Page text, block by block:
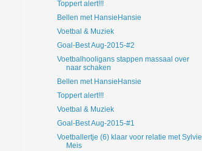
Toppert alert!!!
Bellen met HansieHansie
Voetbal & Muziek
Goal-Best Aug-2015-#2
Voetbalhooligans stappen massaal over
naar schaken
Bellen met HansieHansie
Toppert alert!!!
Voetbal & Muziek
Goal-Best Aug-2015-#1
Voetballertje (6) klaar voor relatie met Sylvie
Meis